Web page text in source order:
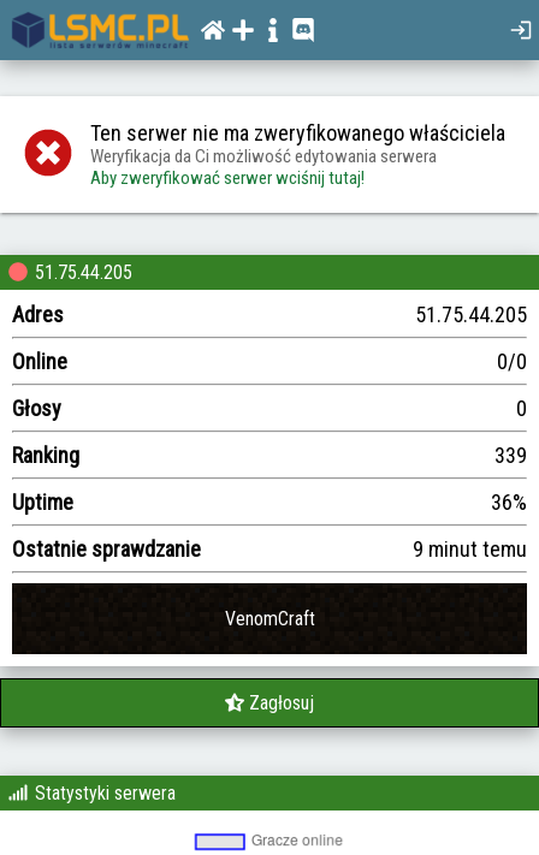
Ten serwer nie ma zweryfikowanego właściciela
Weryfikacja da Ci możliwość edytowania serwera
Aby zweryfikować serwer wciśnij tutaj!
51.75.44.205
Adres
51.75.44.205
Online
0/0
Głosy
0
Ranking
339
Uptime
36%
Ostatnie sprawdzanie
9 minut temu
VenomCraft
Zagłosuj
Statystyki serwera